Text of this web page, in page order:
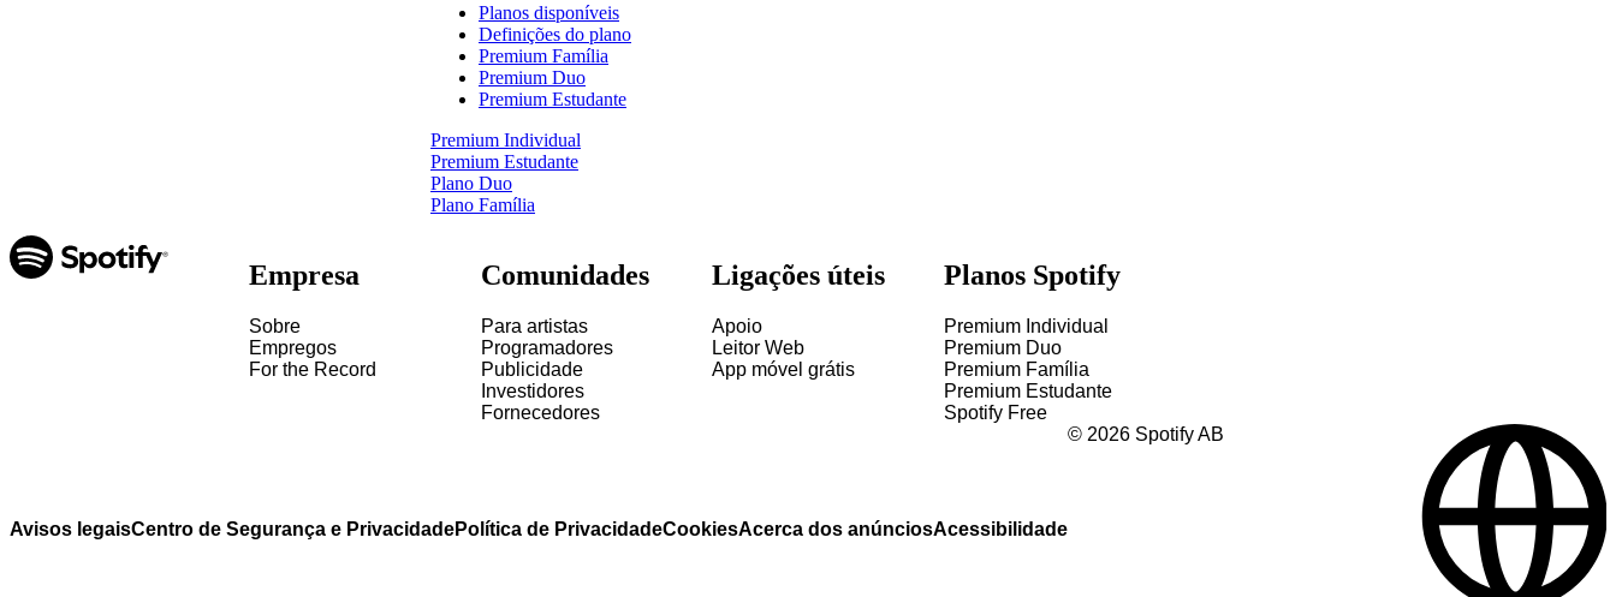
Planos disponíveis
Definições do plano
Premium Família
Premium Duo
Premium Estudante
Premium Individual
Premium Estudante
Plano Duo
Plano Família
Empresa
Sobre
Empregos
For the Record
Comunidades
Para artistas
Programadores
Publicidade
Investidores
Fornecedores
Ligações úteis
Apoio
Leitor Web
App móvel grátis
Planos Spotify
Premium Individual
Premium Duo
Premium Família
Premium Estudante
Spotify Free
Avisos legaisCentro de Segurança e PrivacidadePolítica de PrivacidadeCookiesAcerca dos anúnciosAcessibilidade
© 2026 Spotify AB